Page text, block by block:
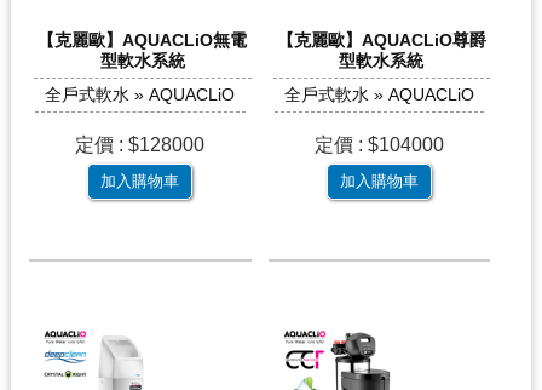
【克麗歐】AQUACLiO無電
型軟水系統
全戶式軟水 » AQUACLiO
定價 : $128000
加入購物車
【克麗歐】AQUACLiO尊爵
型軟水系統
全戶式軟水 » AQUACLiO
定價 : $104000
加入購物車